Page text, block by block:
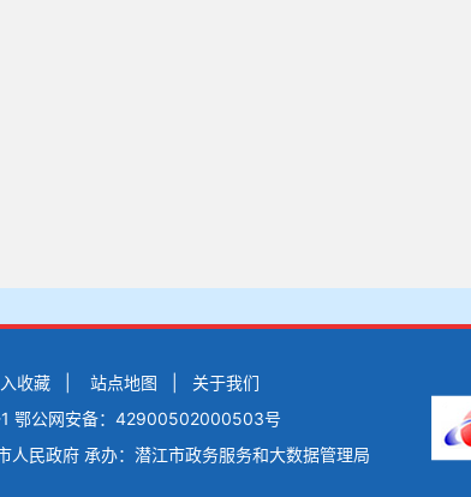
收藏 站点地图
关于我们
1鄂公网安备：42900502000503号
人民政府 承办：潜江市政务服务和大数据管理局